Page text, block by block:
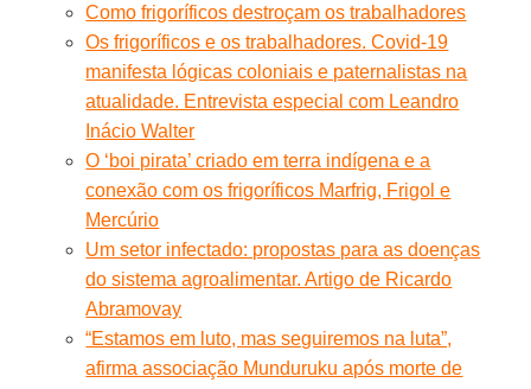
Como frigoríficos destroçam os trabalhadores
Os frigoríficos e os trabalhadores. Covid-19
manifesta lógicas coloniais e paternalistas na
atualidade. Entrevista especial com Leandro
Inácio Walter
O ‘boi pirata’ criado em terra indígena e a
conexão com os frigoríficos Marfrig, Frigol e
Mercúrio
Um setor infectado: propostas para as doenças
do sistema agroalimentar. Artigo de Ricardo
Abramovay
“Estamos em luto, mas seguiremos na luta”,
afirma associação Munduruku após morte de